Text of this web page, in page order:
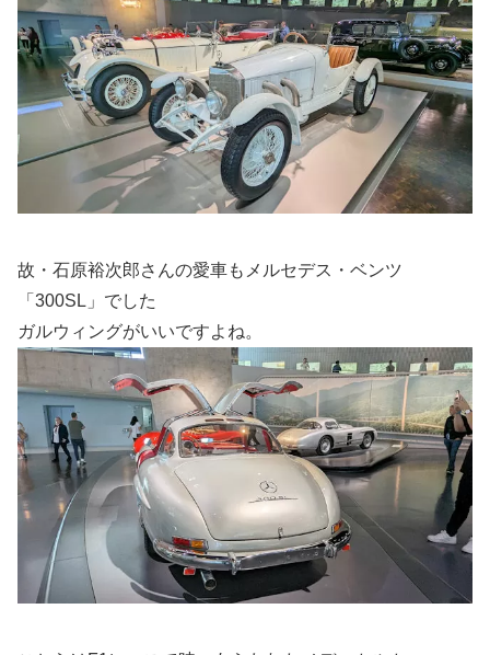
故・石原裕次郎さんの愛車もメルセデス・ベンツ
「300SL」でした
ガルウィングがいいですよね。